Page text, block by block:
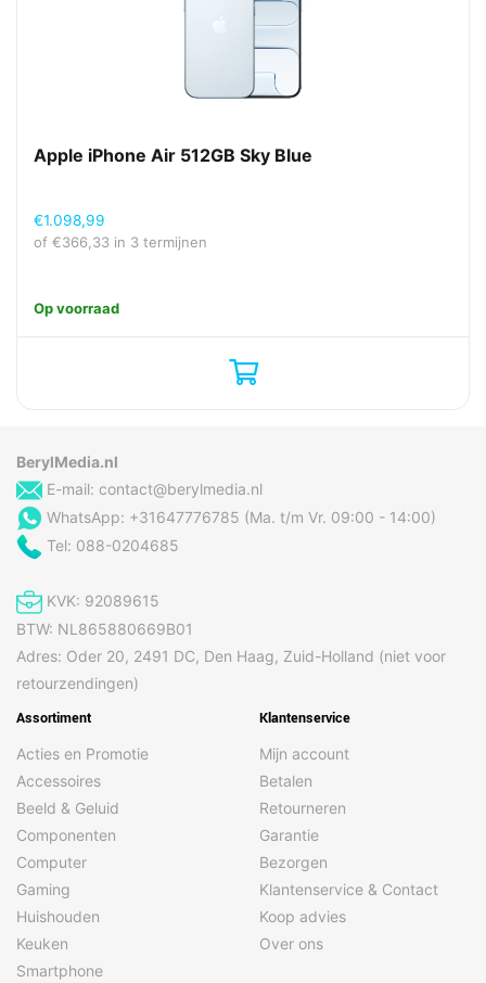
Apple iPhone Air 512GB Sky Blue
€1.098,99
of €366,33 in 3 termijnen
Op voorraad
BerylMedia.nl
E-mail: contact@berylmedia.nl
WhatsApp: +31647776785 (Ma. t/m Vr. 09:00 - 14:00)
Tel: 088-0204685
KVK: 92089615
BTW: NL865880669B01
Adres: Oder 20, 2491 DC, Den Haag, Zuid-Holland (niet voor
retourzendingen)
Assortiment
Acties en Promotie
Accessoires
Beeld & Geluid
Componenten
Computer
Gaming
Huishouden
Keuken
Smartphone
Klantenservice
Mijn account
Betalen
Retourneren
Garantie
Bezorgen
Klantenservice & Contact
Koop advies
Over ons